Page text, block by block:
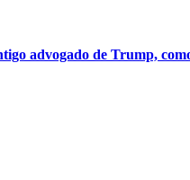
advogado de Trump,